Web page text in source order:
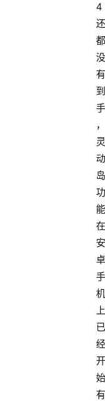
4
还
都
没
有
到
手
，
灵
动
岛
功
能
在
安
卓
手
机
上
已
经
开
始
有